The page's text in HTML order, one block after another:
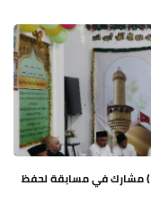
العتبة الحسينية تحتضن في إندونيسيا أكثر من (٢٠٠) مشارك في مسابقة لحفظ